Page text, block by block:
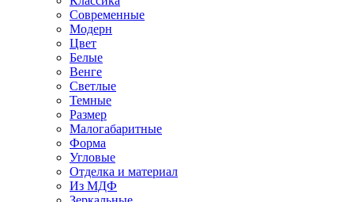
Современные
Модерн
Цвет
Белые
Венге
Светлые
Темные
Размер
Малогабаритные
Форма
Угловые
Отделка и материал
Из МДФ